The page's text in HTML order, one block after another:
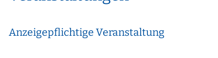
Anzeigepflichtige Veranstaltung